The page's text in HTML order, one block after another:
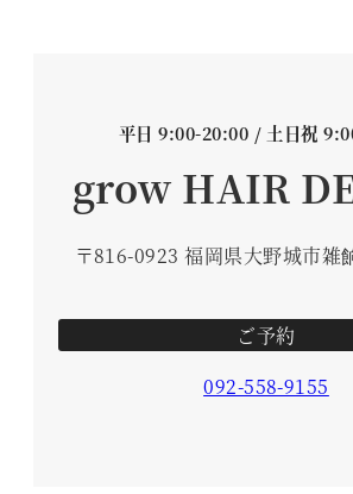
平日 9:00-20:00 / 土日祝
grow HAIR
〒816-0923 福岡県大野城市雑
ご予約
092-558-9155